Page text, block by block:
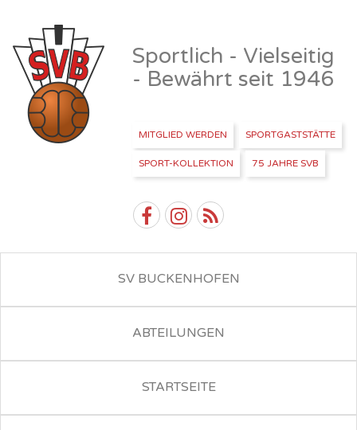
Sportlich - Vielseitig
- Bewährt seit 1946
MITGLIED WERDEN SPORTGASTSTÄTTE
SPORT-KOLLEKTION 75 JAHRE SVB
SV BUCKENHOFEN
ABTEILUNGEN
STARTSEITE